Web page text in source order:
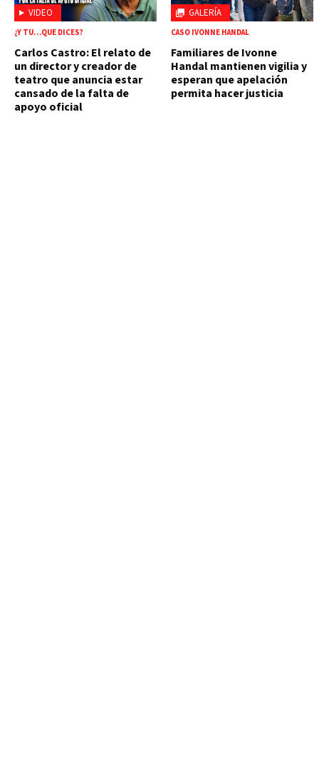
VIDEO
¿Y TÚ…QUE DICES?
Carlos Castro: El relato de
un director y creador de
teatro que anuncia estar
cansado de la falta de
apoyo oficial
GALERÍA
CASO IVONNE HANDAL
Familiares de Ivonne
Handal mantienen vigilia y
esperan que apelación
permita hacer justicia